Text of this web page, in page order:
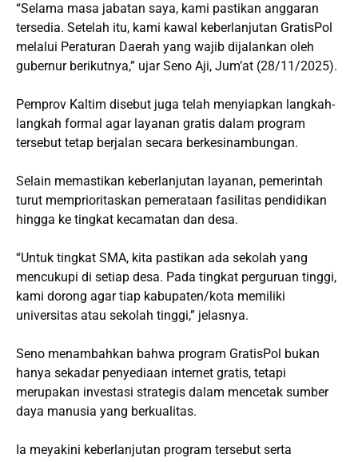
“Selama masa jabatan saya, kami pastikan anggaran
tersedia. Setelah itu, kami kawal keberlanjutan GratisPol
melalui Peraturan Daerah yang wajib dijalankan oleh
gubernur berikutnya,” ujar Seno Aji, Jum’at (28/11/2025).
Pemprov Kaltim disebut juga telah menyiapkan langkah-
langkah formal agar layanan gratis dalam program
tersebut tetap berjalan secara berkesinambungan.
Selain memastikan keberlanjutan layanan, pemerintah
turut memprioritaskan pemerataan fasilitas pendidikan
hingga ke tingkat kecamatan dan desa.
“Untuk tingkat SMA, kita pastikan ada sekolah yang
mencukupi di setiap desa. Pada tingkat perguruan tinggi,
kami dorong agar tiap kabupaten/kota memiliki
universitas atau sekolah tinggi,” jelasnya.
Seno menambahkan bahwa program GratisPol bukan
hanya sekadar penyediaan internet gratis, tetapi
merupakan investasi strategis dalam mencetak sumber
daya manusia yang berkualitas.
Ia meyakini keberlanjutan program tersebut serta